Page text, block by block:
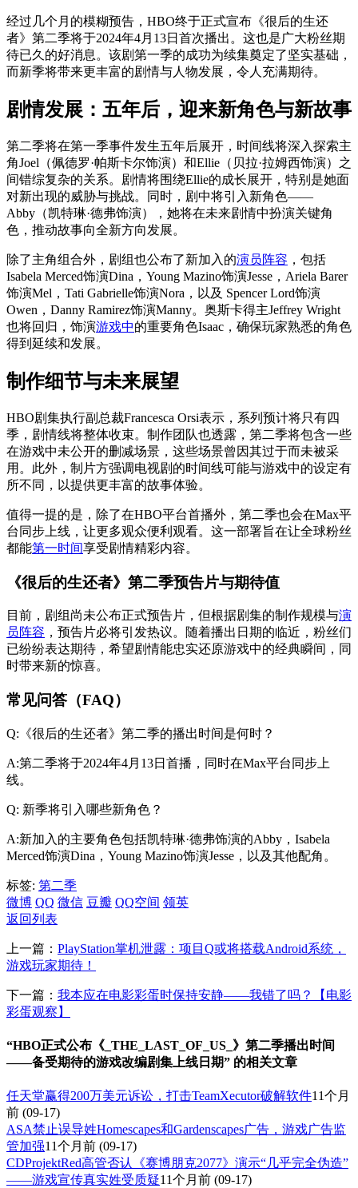
经过几个月的模糊预告，HBO终于正式宣布《很后的生还
者》第二季将于2024年4月13日首次播出。这也是广大粉丝期
待已久的好消息。该剧第一季的成功为续集奠定了坚实基础，
而新季将带来更丰富的剧情与人物发展，令人充满期待。
剧情发展：五年后，迎来新角色与新故事
第二季将在第一季事件发生五年后展开，时间线将深入探索主
角Joel（佩德罗·帕斯卡尔饰演）和Ellie（贝拉·拉姆西饰演）之
间错综复杂的关系。剧情将围绕Ellie的成长展开，特别是她面
对新出现的威胁与挑战。同时，剧中将引入新角色——
Abby（凯特琳·德弗饰演），她将在未来剧情中扮演关键角
色，推动故事向全新方向发展。
除了主角组合外，剧组也公布了新加入的演员阵容 ，包括
Isabela Merced饰演Dina，Young Mazino饰演Jesse，Ariela Barer
饰演Mel，Tati Gabrielle饰演Nora，以及 Spencer Lord饰演
Owen，Danny Ramirez饰演Manny。奥斯卡得主Jeffrey Wright
也将回归，饰演游戏中的重要角色Isaac，确保玩家熟悉的角色
得到延续和发展。
制作细节与未来展望
HBO剧集执行副总裁Francesca Orsi表示，系列预计将只有四
季，剧情线将整体收束。制作团队也透露，第二季将包含一些
在游戏中未公开的删减场景，这些场景曾因其过于而未被采
用。此外，制片方强调电视剧的时间线可能与游戏中的设定有
所不同，以提供更丰富的故事体验。
值得一提的是，除了在HBO平台首播外，第二季也会在Max平
台同步上线，让更多观众便利观看。这一部署旨在让全球粉丝
都能第一时间享受剧情精彩内容。
《很后的生还者》第二季预告片与期待值
目前，剧组尚未公布正式预告片，但根据剧集的制作规模与演
员阵容 ，预告片必将引发热议。随着播出日期的临近，粉丝们
已纷纷表达期待，希望剧情能忠实还原游戏中的经典瞬间，同
时带来新的惊喜。
常见问答（FAQ）
Q:《很后的生还者》第二季的播出时间是何时？
A:第二季将于2024年4月13日首播，同时在Max平台同步上
线。
Q: 新季将引入哪些新角色？
A:新加入的主要角色包括凯特琳·德弗饰演的Abby，Isabela
Merced饰演Dina，Young Mazino饰演Jesse，以及其他配角。
标签: 第二季
微博 QQ 微信 豆瓣 QQ空间 领英
返回列表
上一篇： PlayStation掌机泄露：项目Q或将搭载Android系统，
游戏玩家期待！
下一篇： 我本应在电影彩蛋时保持安静——我错了吗？【电影
彩蛋观察】
“HBO正式公布《_THE_LAST_OF_US_》第二季播出时间
——备受期待的游戏改编剧集上线日期” 的相关文章
任天堂赢得200万美元诉讼，打击TeamXecutor破解软件11个月
前 (09-17)
ASA禁止误导姓Homescapes和Gardenscapes广告，游戏广告监
管加强11个月前 (09-17)
CDProjektRed高管否认《赛博朋克2077》演示“几乎完全伪造”
——游戏宣传真实姓受质疑11个月前 (09-17)